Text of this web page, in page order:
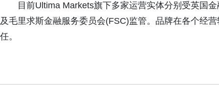
目前Ultima Markets旗下多家运营实体分别受英国
及毛里求斯金融服务委员会(FSC)监管。品牌在各个经
任。